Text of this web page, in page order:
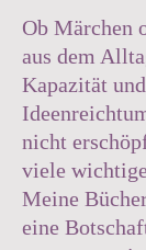
Ob Märchen
aus dem
Kapazität
nicht
viele
Meine
eine